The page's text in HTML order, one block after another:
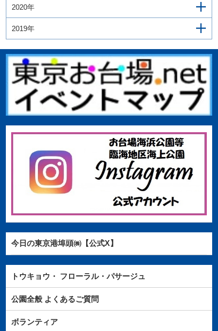
2020年
2019年
今日の東京港埠頭㈱【公式X】
トウキョウ・ フローラル・パサージュ
公園全般よくあるご質問
ボランティア